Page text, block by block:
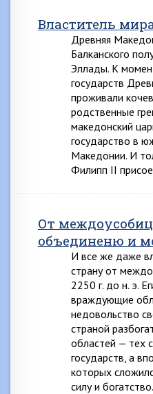
Властитель
Древняя
Балканского
Эллады. К
государств
проживали
родственные
македонский
государство в
Македонии. И
Филипп II
От
объединеню и
И все же даже
страну от
2250 г. до н. э.
враждующие
недовольство
страной
областей — тех
государств, а
которых
силу и